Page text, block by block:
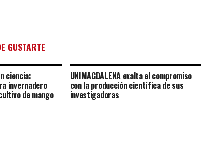
GUSTARTE
ciencia:
invernadero
de mango
UNIMAGDALENA exalta el compromiso
con la producción científica de sus
investigadoras